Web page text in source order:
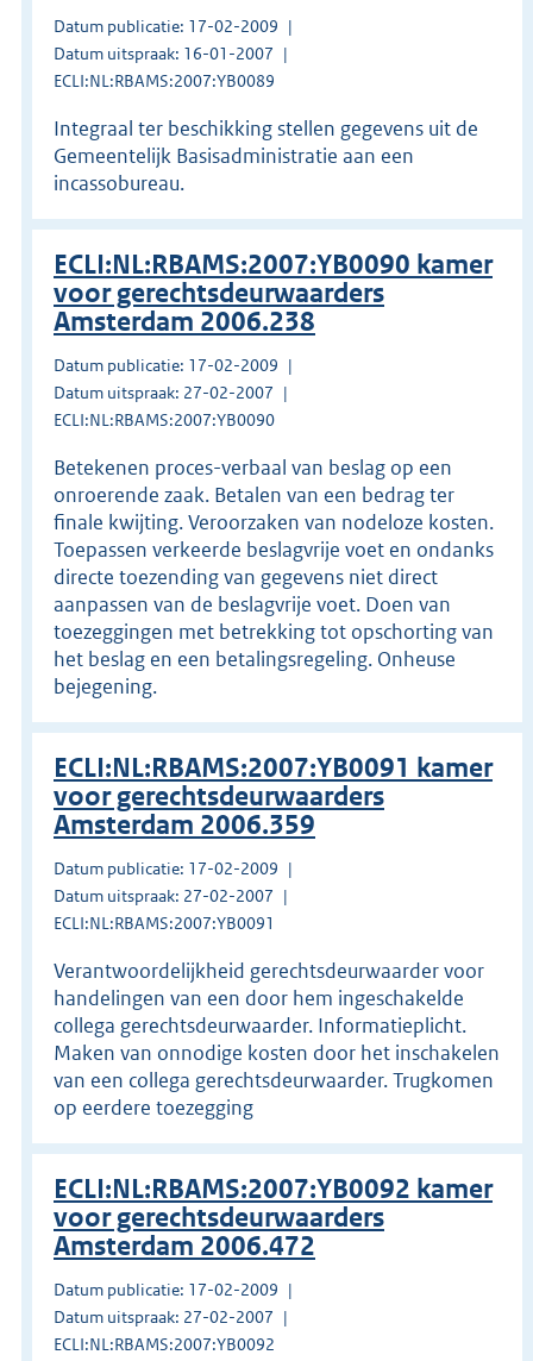
Datum publicatie: 17-02-2009
Datum uitspraak: 16-01-2007
ECLI:NL:RBAMS:2007:YB0089
Integraal ter beschikking stellen gegevens uit de
Gemeentelijk Basisadministratie aan een
incassobureau.
ECLI:NL:RBAMS:2007:YB0090 kamer
voor gerechtsdeurwaarders
Amsterdam 2006.238
Datum publicatie: 17-02-2009
Datum uitspraak: 27-02-2007
ECLI:NL:RBAMS:2007:YB0090
Betekenen proces-verbaal van beslag op een
onroerende zaak. Betalen van een bedrag ter
finale kwijting. Veroorzaken van nodeloze kosten.
Toepassen verkeerde beslagvrije voet en ondanks
directe toezending van gegevens niet direct
aanpassen van de beslagvrije voet. Doen van
toezeggingen met betrekking tot opschorting van
het beslag en een betalingsregeling. Onheuse
bejegening.
ECLI:NL:RBAMS:2007:YB0091 kamer
voor gerechtsdeurwaarders
Amsterdam 2006.359
Datum publicatie: 17-02-2009
Datum uitspraak: 27-02-2007
ECLI:NL:RBAMS:2007:YB0091
Verantwoordelijkheid gerechtsdeurwaarder voor
handelingen van een door hem ingeschakelde
collega gerechtsdeurwaarder. Informatieplicht.
Maken van onnodige kosten door het inschakelen
van een collega gerechtsdeurwaarder. Trugkomen
op eerdere toezegging
ECLI:NL:RBAMS:2007:YB0092 kamer
voor gerechtsdeurwaarders
Amsterdam 2006.472
Datum publicatie: 17-02-2009
Datum uitspraak: 27-02-2007
ECLI:NL:RBAMS:2007:YB0092